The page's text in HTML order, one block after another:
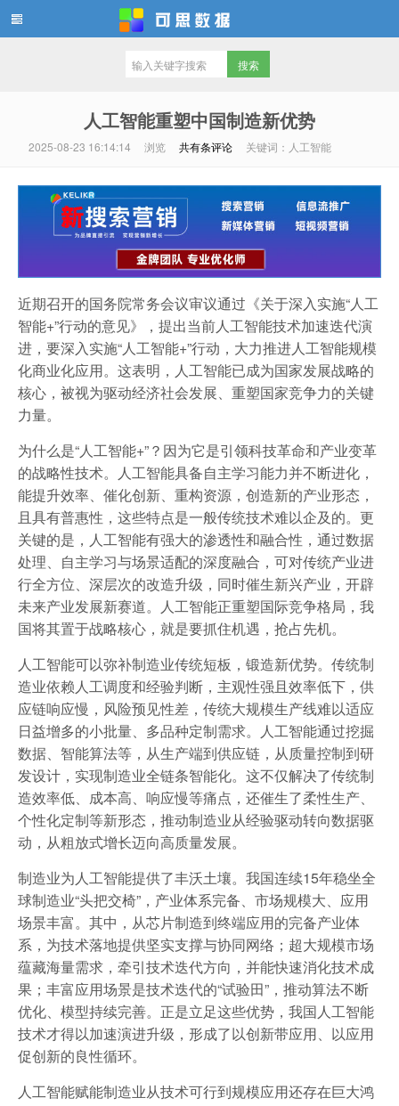
人工智能重塑中国制造新优势
2025-08-23 16:14:14 浏览 共有条评论 关键词：人工智能
近期召开的国务院常务会议审议通过《关于深入实施“人工
智能+”行动的意见》，提出当前人工智能技术加速迭代演
进，要深入实施“人工智能+”行动，大力推进人工智能规模
化商业化应用。这表明，人工智能已成为国家发展战略的
核心，被视为驱动经济社会发展、重塑国家竞争力的关键
力量。
为什么是“人工智能+”？因为它是引领科技革命和产业变革
的战略性技术。人工智能具备自主学习能力并不断进化，
能提升效率、催化创新、重构资源，创造新的产业形态，
且具有普惠性，这些特点是一般传统技术难以企及的。更
关键的是，人工智能有强大的渗透性和融合性，通过数据
处理、自主学习与场景适配的深度融合，可对传统产业进
行全方位、深层次的改造升级，同时催生新兴产业，开辟
未来产业发展新赛道。人工智能正重塑国际竞争格局，我
国将其置于战略核心，就是要抓住机遇，抢占先机。
人工智能可以弥补制造业传统短板，锻造新优势。传统制
造业依赖人工调度和经验判断，主观性强且效率低下，供
应链响应慢，风险预见性差，传统大规模生产线难以适应
日益增多的小批量、多品种定制需求。人工智能通过挖掘
数据、智能算法等，从生产端到供应链，从质量控制到研
发设计，实现制造业全链条智能化。这不仅解决了传统制
造效率低、成本高、响应慢等痛点，还催生了柔性生产、
个性化定制等新形态，推动制造业从经验驱动转向数据驱
动，从粗放式增长迈向高质量发展。
制造业为人工智能提供了丰沃土壤。我国连续15年稳坐全
球制造业“头把交椅”，产业体系完备、市场规模大、应用
场景丰富。其中，从芯片制造到终端应用的完备产业体
系，为技术落地提供坚实支撑与协同网络；超大规模市场
蕴藏海量需求，牵引技术迭代方向，并能快速消化技术成
果；丰富应用场景是技术迭代的“试验田”，推动算法不断
优化、模型持续完善。正是立足这些优势，我国人工智能
技术才得以加速演进升级，形成了以创新带应用、以应用
促创新的良性循环。
人工智能赋能制造业从技术可行到规模应用还存在巨大鸿